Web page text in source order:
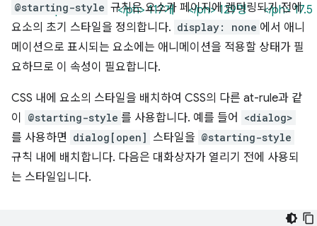
</ph> 117개
</ph> 117개
</ph> 129명
</ph> 17.5
@starting-style 규칙은 요소가 페이지에 렌더링되기 전에
요소의 초기 스타일을 정의합니다. display: none 에서 애니
메이션으로 표시되는 요소에는 애니메이션을 적용할 상태가 필
요하므로 이 속성이 필요합니다.
CSS 내에 요소의 스타일을 배치하여 CSS의 다른 at-rule과 같
이
@starting-style 를 사용합니다. 예를 들어 <dialog>
를 사용하면 dialog[open] 스타일을 @starting-style
규칙 내에 배치합니다. 다음은 대화상자가 열리기 전에 사용되
는 스타일입니다.